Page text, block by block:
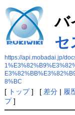
バ
セ
https://api.mobadai.jp/
8%BC
[ トップ] [ 差分| 履
プ]